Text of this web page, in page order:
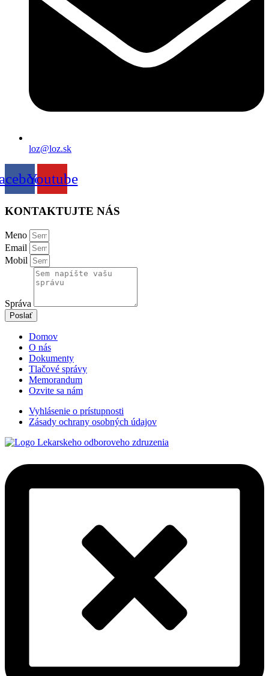
loz@loz.sk
Youtube
KONTAKTUJTE NÁS
Meno
Email
Mobil
Správa
Poslať
Domov
O nás
Dokumenty
Tlačové správy
Memorandum
Ozvite sa nám
Vyhlásenie o prístupnosti
Zásady ochrany osobných údajov